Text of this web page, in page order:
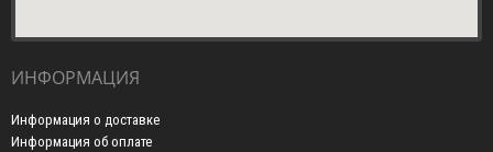
ИНФОРМАЦИЯ
Информация о доставке
Информация об оплате